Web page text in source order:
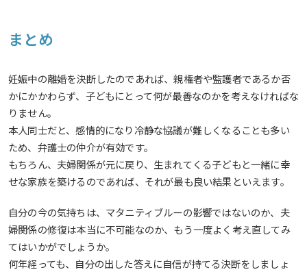
まとめ
妊娠中の離婚を決断したのであれば、親権者や監護者であるか否
かにかかわらず、子どもにとって何が最善なのかを考えなければな
りません。
本人同士だと、感情的になり冷静な協議が難しくなることも多い
ため、弁護士の仲介が有効です。
もちろん、夫婦関係が元に戻り、生まれてくる子どもと一緒に幸
せな家族を築けるのであれば、それが最も良い結果といえます。
自分の今の気持ちは、マタニティブルーの影響ではないのか、夫
婦関係の修復は本当に不可能なのか、もう一度よく考え直してみ
てはいかがでしょうか。
何年経っても、自分の出した答えに自信が持てる決断をしましょ